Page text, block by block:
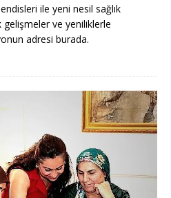
ile yeni nesil sağlık
gelişmeler ve yeniliklerle
adresi burada.